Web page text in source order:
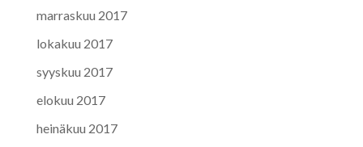
marraskuu 2017
lokakuu 2017
syyskuu 2017
elokuu 2017
heinäkuu 2017